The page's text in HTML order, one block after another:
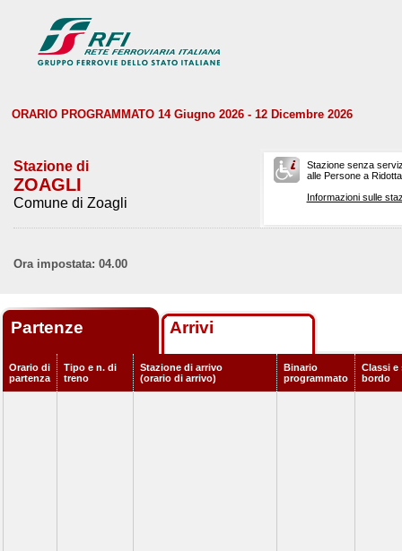
ORARIO PROGRAMMATO 14 Giugno 2026 - 12 Dicembre 2026
Stazione di
ZOAGLI
Comune di Zoagli
Stazione senza
alle Persone a
Informazioni sulle
Ora impostata: 04.00
Partenze Arrivi
Orario di
partenza
Tipo e n. di
treno
Stazione di arrivo
(orario di arrivo)
Binario
programmato
Classi e
bordo